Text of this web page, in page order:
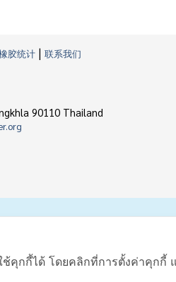
胶统计 | 联系我们
90110 Thailand
คุกกี้ได้ โดยคลิกที่การตั้งค่าคุกกี้